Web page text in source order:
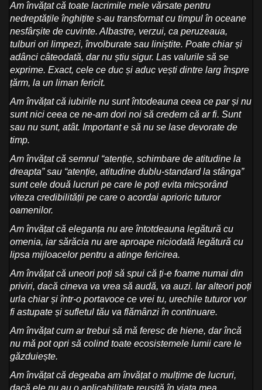
Am învățat că toate lacrimile mele vărsate pentru
nedreptățile înghițite s-au transformat cu timpul în oceane
nesfârșite de cuvinte. Albastre, verzui, ca peruzeaua,
tulburi ori limpezi, învolburate sau liniștite. Poate chiar și
adânci câteodată, dar nu știu sigur. Las valurile să se
exprime. Exact, cele ce duc și aduc vești dintre larg înspre
țărm, la un liman fericit.
Am învățat că iubirile nu sunt întodeauna ceea ce par și nu
sunt nici ceea ce ne-am dori noi să credem că ar fi. Sunt
sau nu sunt, atât. Important e să nu se lase devorate de
timp.
Am învățat că semnul “atenție, schimbare de atitudine la
dreapta” sau “atenție, atitudine dublu-standard la stânga”
sunt cele două lucruri pe care le poți evita micșorând
viteza credibilității pe care o acordai aprioric tuturor
oamenilor.
Am învățat că eleganța nu are întotdeauna legătură cu
omenia, iar sărăcia nu are aproape niciodată legătură cu
lipsa mijloacelor pentru a atinge fericirea.
Am învățat că uneori poți să spui că ți-e foame numai din
priviri, dacă cineva va vrea să audă, va auzi. Iar alteori poți
urla chiar și într-o portavoce ce vrei tu, urechile tuturor vor
fi astupate și sufletul tău va flămânzi în continuare.
Am învățat cum ar trebui să mă feresc de hiene, dar încă
nu mă pot opri să colind toate ecosistemele lumii care le
găzduiește.
Am învățat că degeaba am învățat o mulțime de lucruri,